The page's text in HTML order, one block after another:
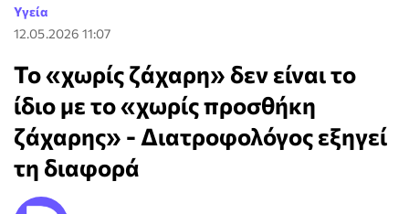
Υγεία
12.05.2026 11:07
To «χωρίς ζάχαρη» δεν είναι το
ίδιο με το «χωρίς προσθήκη
ζάχαρης» - Διατροφολόγος εξηγεί
τη διαφορά